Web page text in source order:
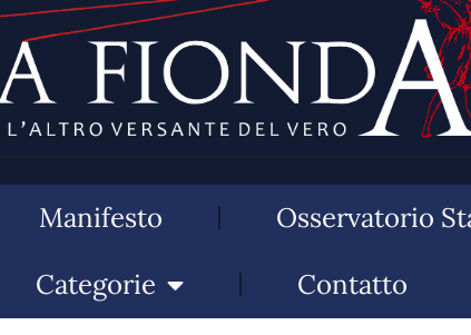
Manifesto Osservatorio
Categorie
Contatto